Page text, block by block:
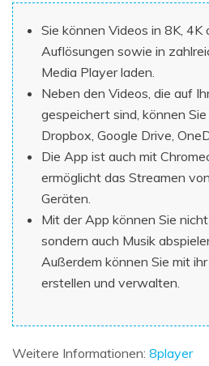
Sie können Videos in 8K, 4K
Auflösungen sowie in
Media Player laden.
Neben den Videos, die auf
gespeichert sind, können
Dropbox, Google Drive,
Die App ist auch mit
ermöglicht das Streamen
Geräten.
Mit der App können Sie
sondern auch Musik
Außerdem können Sie mit
erstellen und verwalten.
Weitere Informationen: 8player